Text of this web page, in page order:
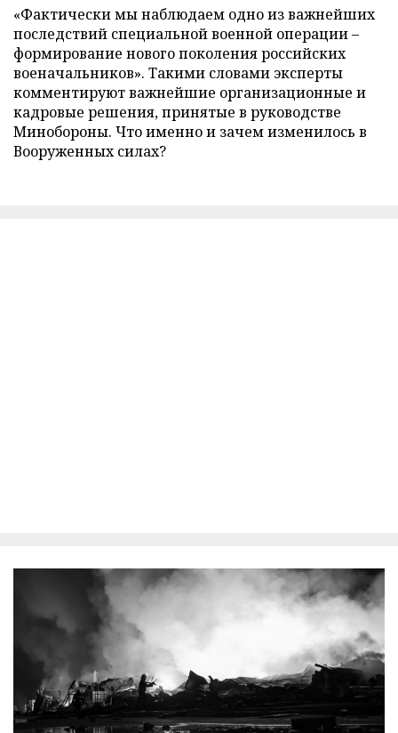
«Фактически мы наблюдаем одно из важнейших
последствий специальной военной операции –
формирование нового поколения российских
военачальников». Такими словами эксперты
комментируют важнейшие организационные и
кадровые решения, принятые в руководстве
Минобороны. Что именно и зачем изменилось в
Вооруженных силах?